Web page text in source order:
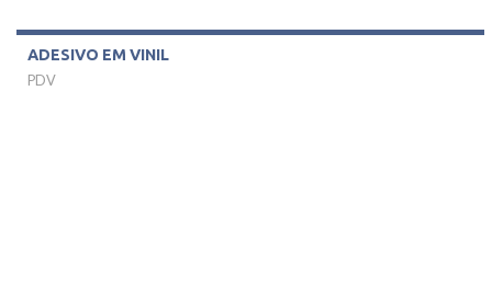
ADESIVO EM VINIL
PDV